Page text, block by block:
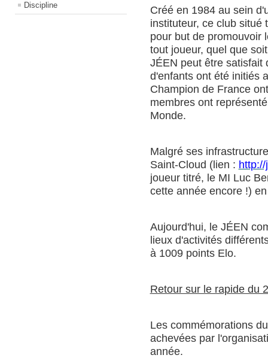
Discipline
Créé en 1984 au sein
instituteur, ce club situé
pour but de promouvoir
tout joueur, quel que
JÉEN peut être satisfait
d'enfants ont été initiés
Champion de France
membres ont
Monde.
Malgré ses
Saint-Cloud (lien :
joueur titré, le MI Luc
cette année encore !)
Aujourd'hui, le JÉEN
lieux d'activités
à 1009 points Elo.
Retour sur le rapide du
Les commémorations
achevées par
année.